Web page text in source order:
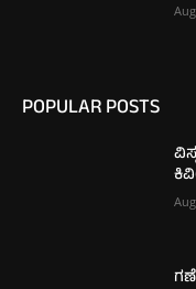
POPULAR POSTS